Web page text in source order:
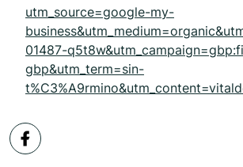
utm_source=google-my-
01487-
gbp&utm_term=sin-